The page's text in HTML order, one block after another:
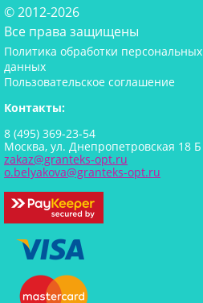
© 2012-2026
Все права защищены
Политика обработки персональных
данных
Пользовательское соглашение
Контакты:
8 (495) 369-23-54
Москва, ул. Днепропетровская 18 Б
zakaz@granteks-opt.ru
o.belyakova@granteks-opt.ru